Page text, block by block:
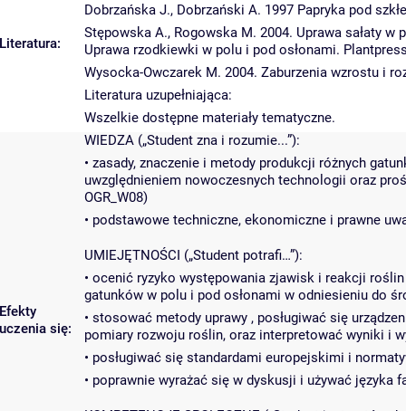
Literatura:
Dobrzańska J., Dobrzański A. 1997 Papryka pod
Stępowska A., Rogowska M. 2004. Uprawa sałaty
Uprawa rzodkiewki w polu i pod osłonami.
Wysocka-Owczarek M. 2004. Zaburzenia wzrostu i
Literatura uzupełniająca:
Wszelkie dostępne materiały tematyczne.
Efekty
uczenia się:
WIEDZA („Student zna i rozumie...”):
• zasady, znaczenie i metody produkcji różnych
uwzględnieniem nowoczesnych technologii oraz
OGR_W08)
• podstawowe techniczne, ekonomiczne i prawne
UMIEJĘTNOŚCI („Student potrafi…”):
• ocenić ryzyko występowania zjawisk i reakcji
gatunków w polu i pod osłonami w odniesieniu do
• stosować metody uprawy , posługiwać się
pomiary rozwoju roślin, oraz interpretować wyniki i
• posługiwać się standardami europejskimi i
• poprawnie wyrażać się w dyskusji i używać języka